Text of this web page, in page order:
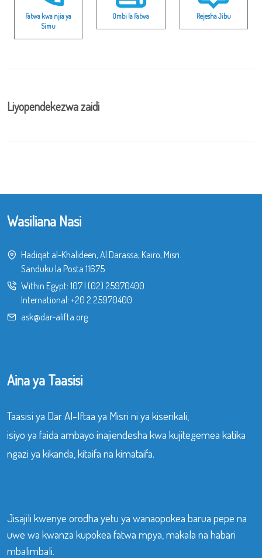
Fatwa kwa njia ya
Simu
Ombi la Fatwa Rejesha Jibu
Liyopendekezwa zaidi
Wasiliana Nasi
Hadiqat al-Khalideen, Al Darassa, Kairo, Misri.
Sanduku la Posta 11675
Within Egypt: 107| (02) 25970400
International: +20 2 25970400
ask@dar-alifta.org
Aina ya Taasisi
Taasisi ya Dar Al-Iftaa ya Misri ni ya kiserikali,
isiyo ya faida ambayo inajiendesha kwa kujitegemea katika
ngazi ya kikanda, kitaifa na kimataifa.
Jisajili kwenye orodha yetu ya wanaopokea barua pepe na
uwe wa kwanza kupokea fatwa mpya, makala na habari
mbalimbali.